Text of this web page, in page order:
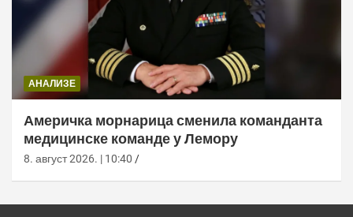
АНАЛИЗЕ
Америчка морнарица сменила команданта
медицинске команде у Лемору
8. август 2026. | 10:40